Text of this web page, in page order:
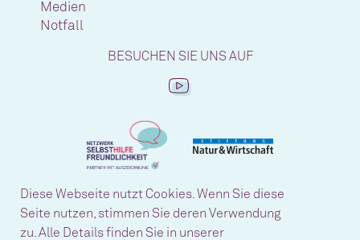
Diese Webseite nutzt Cookies. Wenn Sie diese
Seite nutzen, stimmen Sie deren Verwendung
zu. Alle Details finden Sie in unserer
Medien
Notfall
BESUCHEN SIE UNS AUF